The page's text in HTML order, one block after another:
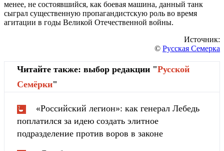
менее, не состоявшийся, как боевая машина, данный танк
сыграл существенную пропагандистскую роль во время
агитации в годы Великой Отечественной войны.
Источник:
© Русская Семерка
Читайте также: выбор редакции "Русской
Cемёрки"
«Российский легион»: как генерал Лебедь
поплатился за идею создать элитное
подразделение против воров в законе